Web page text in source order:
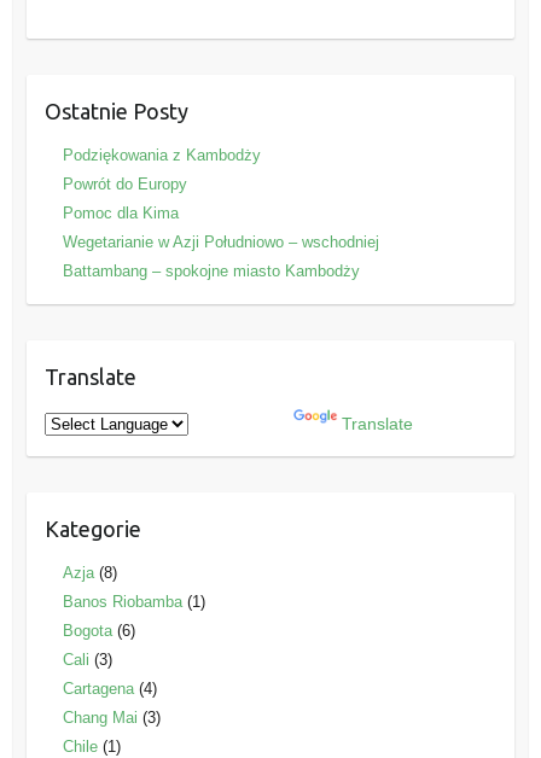
Ostatnie Posty
Podziękowania z Kambodży
Powrót do Europy
Pomoc dla Kima
Wegetarianie w Azji Południowo – wschodniej
Battambang – spokojne miasto Kambodży
Translate
Translate
Kategorie
Azja(8)
Banos Riobamba(1)
Bogota(6)
Cali (3)
Cartagena(4)
Chang Mai (3)
Chile(1)